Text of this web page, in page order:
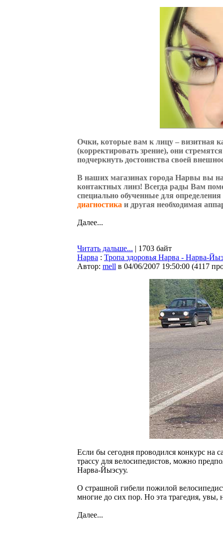
Очки, которые вам к лицу – визитная
(корректировать зрение), они стремятся
подчеркнуть достоинства своей
В наших магазинах города Нарвы вы
контактных линз! Всегда рады Вам
специально обученные для
диагностика и другая необходимая
Далее...
Читать дальше... | 1703 байт
Нарва : Тропа здоровья Нарва - Нарва-
Автор: mell в 04/06/2007 19:50:00 (4117
Если бы сегодня проводился конкурс на
трассу для велосипедистов, можно
Нарва-Йыэсуу.
О страшной гибели пожилой
многие до сих пор. Но эта трагедия, увы,
Далее...